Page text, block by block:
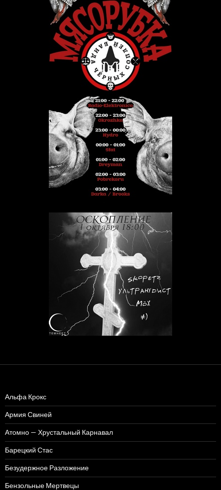
Альфа Крокс
Армия Свиней
Атомно — Хрустальный Карнавал
Барецкий Стас
Безудержное Разложение
Бензольные Мертвецы